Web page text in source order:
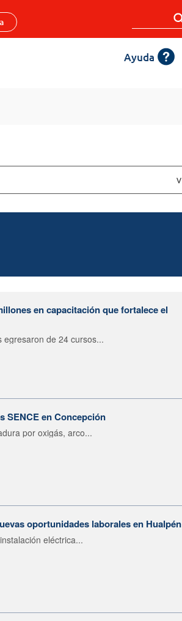
Ayuda
en capacitación que fortalece el
egresaron de 24 cursos...
SENCE en Concepción
por oxigás, arco...
oportunidades laborales en Hualpén
eléctrica...